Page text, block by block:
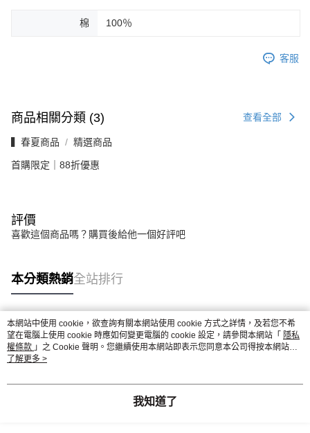
棉 100％
客服
商品相關分類 (3) 查看全部
▍春夏商品 精選商品
首購限定｜88折優惠
評價
喜歡這個商品嗎？購買後給他一個好評吧
本分類熱銷全站排行
熱門標籤
本網站中使用 cookie，欲查詢有關本網站使用 cookie 方式之詳情，及若您不希
望在電腦上使用 cookie 時應如何變更電腦的 cookie 設定，請參閱本網站「 隱私
權條款 」之 Cookie 聲明。您繼續使用本網站即表示您同意本公司得按本網站使
用條款之 Cookie 聲明使用 cookie。
了解更多 >
我知道了